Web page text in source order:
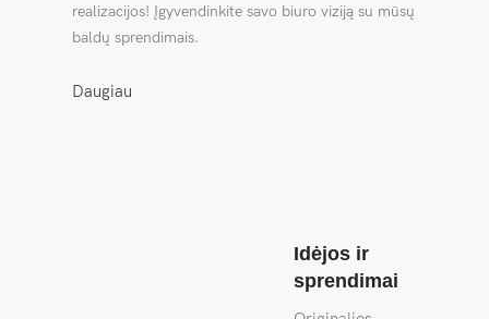
realizacijos! Įgyvendinkite savo biuro viziją su mūsų
baldų sprendimais.
Daugiau
Idėjos ir
sprendimai